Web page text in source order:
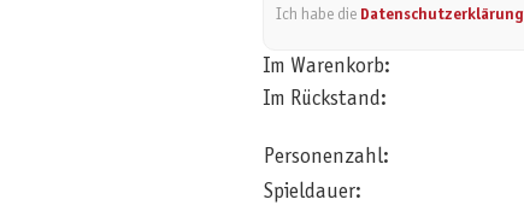
Ich habe die Datenschutzerklärung
Im Warenkorb:
Im Rückstand:
Personenzahl:
Spieldauer: